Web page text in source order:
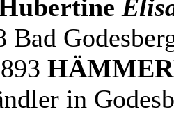
Bad
in